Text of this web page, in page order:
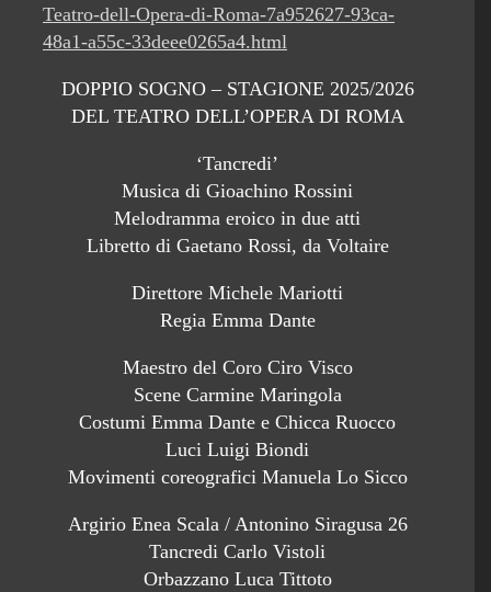
Teatro-dell-Opera-di-Roma-7a952627-93ca-
48a1-a55c-33deee0265a4.html
DOPPIO SOGNO – STAGIONE 2025/2026
DEL TEATRO DELL’OPERA DI ROMA
‘Tancredi’
Musica di Gioachino Rossini
Melodramma eroico in due atti
Libretto di Gaetano Rossi, da Voltaire
Direttore Michele Mariotti
Regia Emma Dante
Maestro del Coro Ciro Visco
Scene Carmine Maringola
Costumi Emma Dante e Chicca Ruocco
Luci Luigi Biondi
Movimenti coreografici Manuela Lo Sicco
Argirio Enea Scala / Antonino Siragusa 26
Tancredi Carlo Vistoli
Orbazzano Luca Tittoto